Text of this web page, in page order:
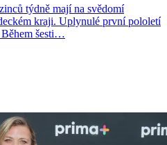
týdně mají na svědomí
kraji. Uplynulé první pololetí
šesti…